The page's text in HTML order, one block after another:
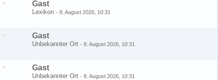
Gast
Lexikon - 8. August 2026, 10:31
Gast
Unbekannter Ort - 8. August 2026, 10:31
Gast
Unbekannter Ort - 8. August 2026, 10:31